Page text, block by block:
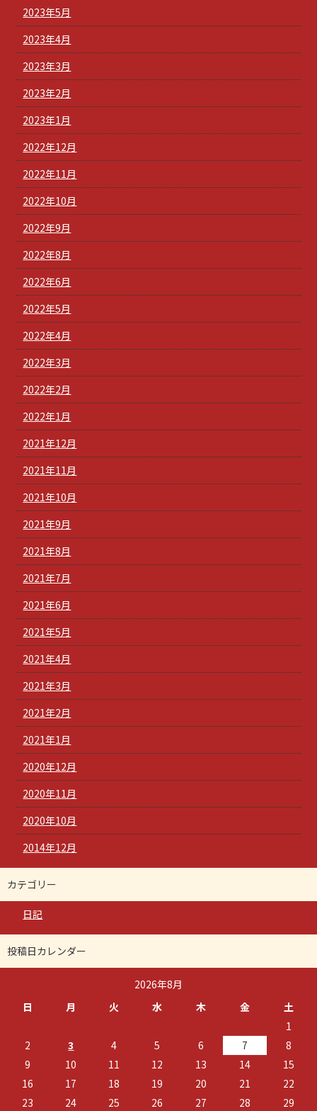
2023年5月
2023年4月
2023年3月
2023年2月
2023年1月
2022年12月
2022年11月
2022年10月
2022年9月
2022年8月
2022年6月
2022年5月
2022年4月
2022年3月
2022年2月
2022年1月
2021年12月
2021年11月
2021年10月
2021年9月
2021年8月
2021年7月
2021年6月
2021年5月
2021年4月
2021年3月
2021年2月
2021年1月
2020年12月
2020年11月
2020年10月
2014年12月
カテゴリー
日記
投稿日カレンダー
2026年8月
日
月 火 水 木 金
土
1
2
3 4 5 6 7
8
9
10 11 12 13 14
15
16
17 18 19 20 21
22
23
24 25 26 27 28 29